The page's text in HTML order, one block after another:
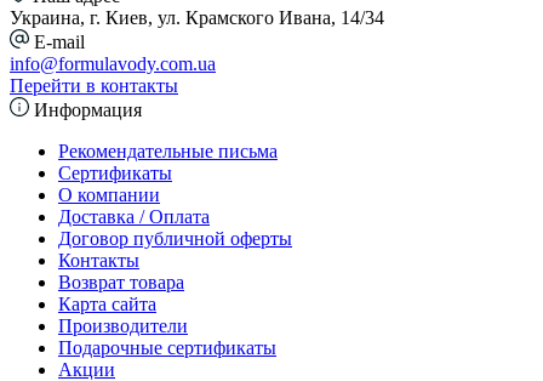
Украина, г. Киев, ул. Крамского Ивана, 14/34
E-mail
info@formulavody.com.ua
Перейти в контакты
Информация
Рекомендательные письма
Сертификаты
О компании
Доставка / Оплата
Договор публичной оферты
Контакты
Возврат товара
Карта сайта
Производители
Подарочные сертификаты
Акции